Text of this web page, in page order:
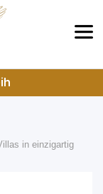
in einzigartig